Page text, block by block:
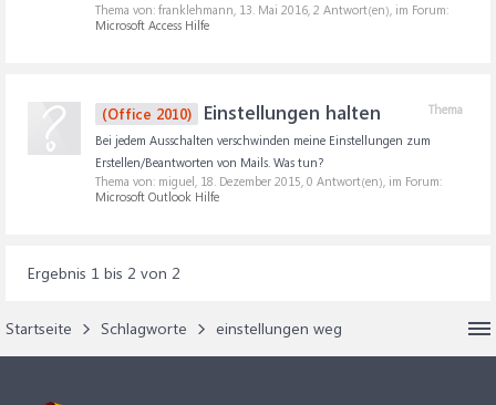
Thema von: franklehmann, 13. Mai 2016, 2 Antwort(en), im Forum:
Microsoft Access Hilfe
Thema
(Office 2010) Einstellungen halten
Bei jedem Ausschalten verschwinden meine Einstellungen zum
Erstellen/Beantworten von Mails. Was tun?
Thema von: miguel, 18. Dezember 2015, 0 Antwort(en), im Forum:
Microsoft Outlook Hilfe
Ergebnis 1 bis 2 von 2
Startseite Schlagworte einstellungen weg